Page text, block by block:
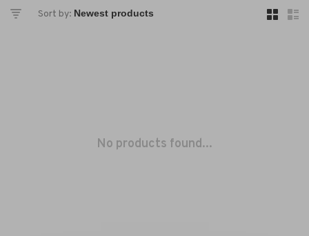
Sort by:
No products found...